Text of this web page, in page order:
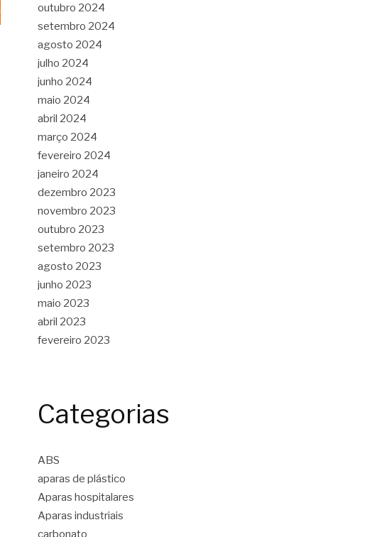
outubro 2024
setembro 2024
agosto 2024
julho 2024
junho 2024
maio 2024
abril 2024
março 2024
fevereiro 2024
janeiro 2024
dezembro 2023
novembro 2023
outubro 2023
setembro 2023
agosto 2023
junho 2023
maio 2023
abril 2023
fevereiro 2023
Categorias
ABS
aparas de plástico
Aparas hospitalares
Aparas industriais
carbonato